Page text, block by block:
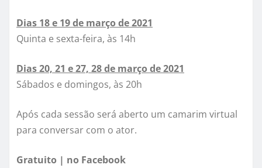
Dias 18 e 19 de março de 2021
Quinta e sexta-feira, às 14h
Dias 20, 21 e 27, 28 de março de 2021
Sábados e domingos, às 20h
Após cada sessão será aberto um camarim virtual
para conversar com o ator.
Gratuito | no Facebook